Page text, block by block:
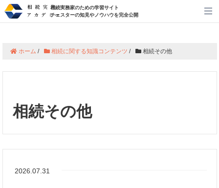
相続実務家のための学習サイト
チェスターの知見やノウハウを完全公開
メ
ホーム / 相続に関する知識コンテンツ / 相続その他
相続その他
2026.07.31